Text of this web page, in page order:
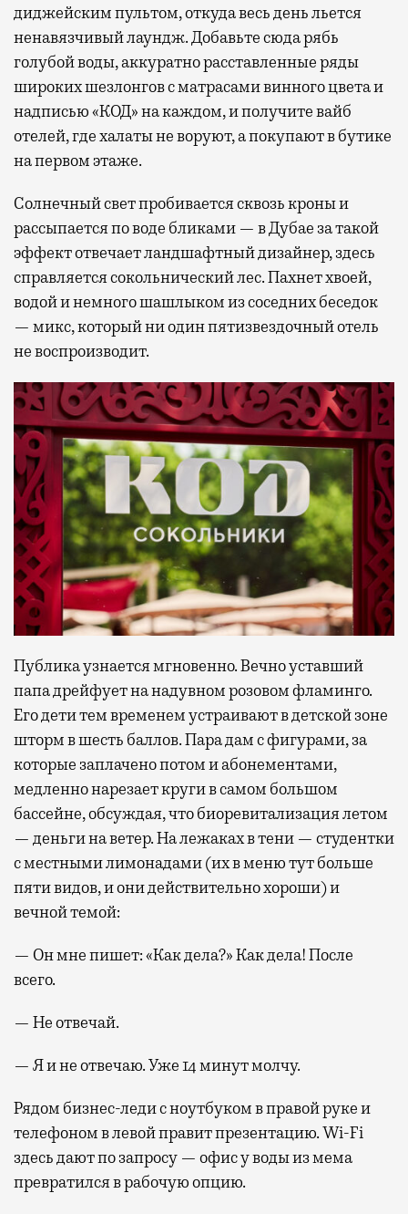
диджейским пультом, откуда весь день льется
ненавязчивый лаундж. Добавьте сюда рябь
голубой воды, аккуратно расставленные ряды
широких шезлонгов с матрасами винного цвета и
надписью «КОД» на каждом, и получите вайб
отелей, где халаты не воруют, а покупают в бутике
на первом этаже.
Солнечный свет пробивается сквозь кроны и
рассыпается по воде бликами — в Дубае за такой
эффект отвечает ландшафтный дизайнер, здесь
справляется сокольнический лес. Пахнет хвоей,
водой и немного шашлыком из соседних беседок
— микс, который ни один пятизвездочный отель
не воспроизводит.
Публика узнается мгновенно. Вечно уставший
папа дрейфует на надувном розовом фламинго.
Его дети тем временем устраивают в детской зоне
шторм в шесть баллов. Пара дам с фигурами, за
которые заплачено потом и абонементами,
медленно нарезает круги в самом большом
бассейне, обсуждая, что биоревитализация летом
— деньги на ветер. На лежаках в тени — студентки
с местными лимонадами (их в меню тут больше
пяти видов, и они действительно хороши) и
вечной темой:
— Он мне пишет: «Как дела?» Как дела! После
всего.
— Не отвечай.
— Я и не отвечаю. Уже 14 минут молчу.
Рядом бизнес-леди с ноутбуком в правой руке и
телефоном в левой правит презентацию. Wi-Fi
здесь дают по запросу — офис у воды из мема
превратился в рабочую опцию.